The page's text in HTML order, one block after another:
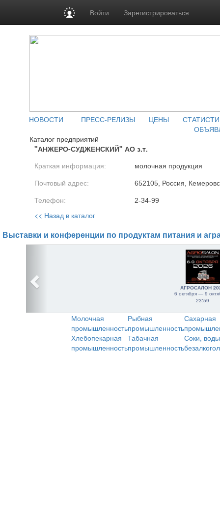
Войти Зарегистрироваться
НОВОСТИ ПРЕСС-РЕЛИЗЫ ЦЕНЫ
Каталог предприятий
"АНЖЕРО-СУДЖЕНСКИЙ" АО з.т.
Краткая информация: молочная продукция
Почтовый адрес: 652105, Россия,
Телефон: 2-34-99
<< Назад в каталог
Выставки и конференции по продуктам питания и
АГРОСАЛОН
6 октября — 9
23:59
Молочная
промышленность
Рыбная
промышленность
Сахарная
Хлебопекарная
промышленность
Табачная
промышленность
Соки,